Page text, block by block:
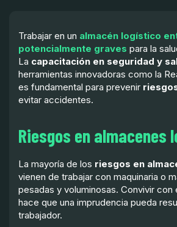
Trabajar en un almacén logístico
potencialmente graves para la
La capacitación en seguridad y
herramientas innovadoras como la
es fundamental para prevenir
evitar accidentes.
Riesgos en almacenes
La mayoría de los riesgos en
vienen de trabajar con maquinaria o
pesadas y voluminosas. Convivir con
hace que una imprudencia pueda
trabajador.